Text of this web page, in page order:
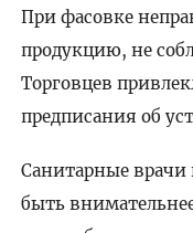
При фасовке
продукцию, не
Торговцев
предписания об
Санитарные
быть